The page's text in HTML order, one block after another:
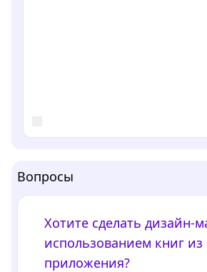
Вопросы
Хотите сделать дизайн-
использованием книг из
приложения?